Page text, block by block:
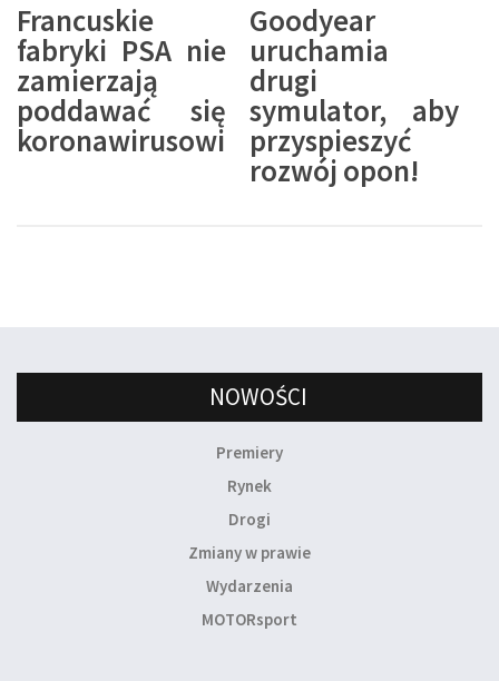
Francuskie
fabryki PSA nie
zamierzają
poddawać się
koronawirusowi
Goodyear
uruchamia
drugi
symulator, aby
przyspieszyć
rozwój opon!
NOWOŚCI
Premiery
Rynek
Drogi
Zmiany w prawie
Wydarzenia
MOTORsport